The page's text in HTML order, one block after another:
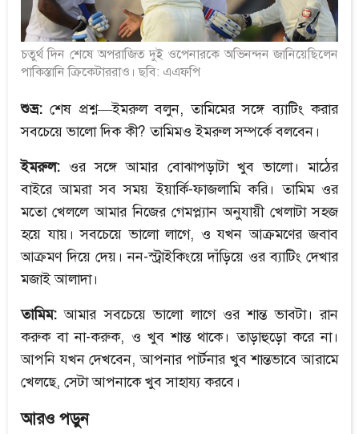
চতুর্থ দিন শেষে অপরাজিত দুই ওপেনারকে অভিনন্দন জানিয়েছিলেন
পাকিস্তানি ক্রিকেটাররাও। ছবি: এএফপি
শুভ্র: শেষ প্রশ্ন—ইমরুল বলুন, তামিমের সঙ্গে ব্যাটিং করার
সবচেয়ে ভালো দিক কী? তামিমও ইমরুল সম্পর্কে বলবেন।
ইমরুল: ওর সঙ্গে আমার বোঝাপড়াটা খুব ভালো। মাঠের
বাইরে আমরা সব সময় ইয়ার্কি-ফাজলামি করি। তামিম ওর
মতো খেললে আমার নিজের গেমপ্ল্যান অনুযায়ী খেলাটা সহজ
হয়ে যায়। সবচেয়ে ভালো লাগে, ও যখন আক্রমণের জবাব
আক্রমণ দিয়ে দেয়। নন-স্ট্রাইকিংয়ে দাঁড়িয়ে ওর ব্যাটিং দেখার
মজাই আলাদা।
তামিম: আমার সবচেয়ে ভালো লাগে ওর শান্ত ভাবটা। রান
করুক বা না-করুক, ও খুব শান্ত থাকে। তাড়াহুড়ো করে না।
আপনি যখন দেখবেন, আপনার পার্টনার খুব শান্তভাবে আরামে
খেলছে, সেটা আপনাকে খুব সাহায্য করবে।
আরও পড়ুন